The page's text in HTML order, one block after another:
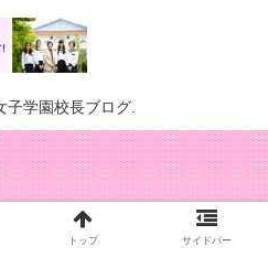
子学園校長ブログ.
トップ サイドバー